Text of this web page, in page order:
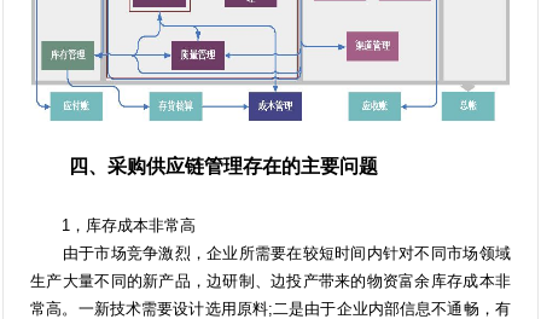
四、采购供应链管理存在的主要问题
1，库存成本非常高
由于市场竞争激烈，企业所需要在较短时间内针对不同市场领域
生产大量不同的新产品，边研制、边投产带来的物资富余库存成本非
常高。一新技术需要设计选用原料;二是由于企业内部信息不通畅，有